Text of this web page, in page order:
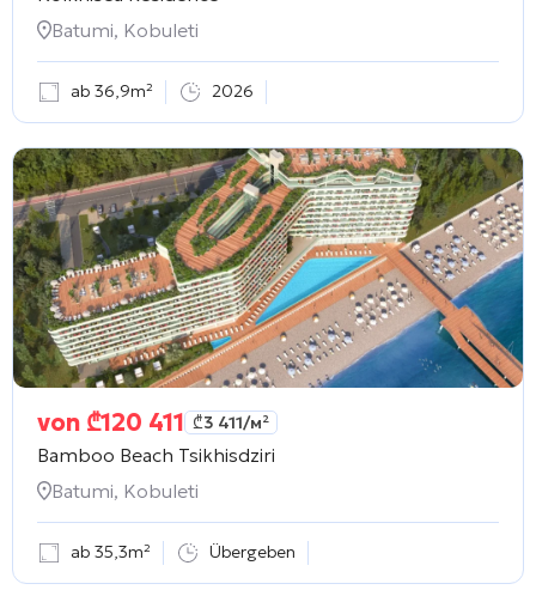
Batumi, Kobuleti
ab 36,9m² 2026
von ₾120 411 ₾3 411/м²
Bamboo Beach Tsikhisdziri
Batumi, Kobuleti
ab 35,3m² Übergeben